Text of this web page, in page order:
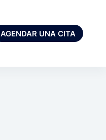
AGENDAR UNA CITA